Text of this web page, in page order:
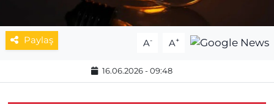
Paylaş A- A+
16.06.2026 - 09:48